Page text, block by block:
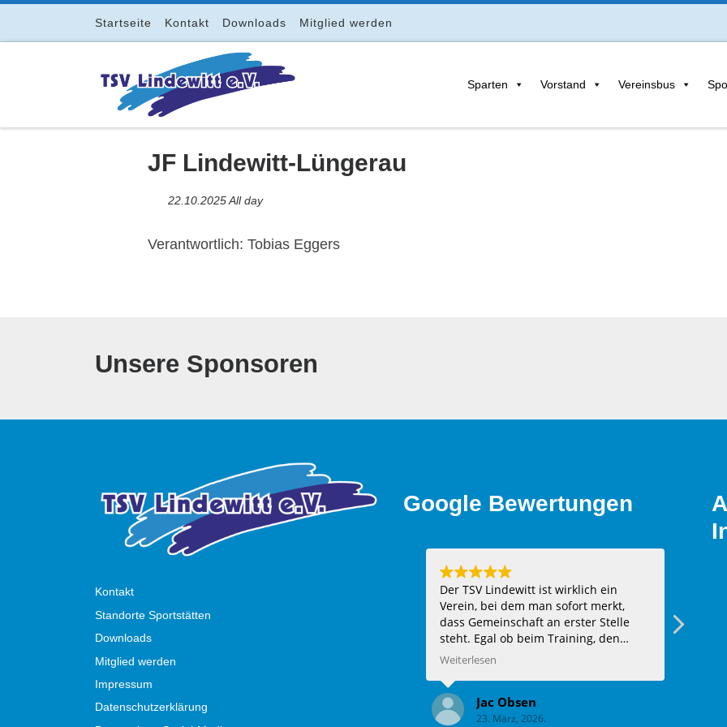
Zum Inhalt springen
Startseite Kontakt Downloads Mitglied werden
Sparten Vorstand Vereinsbus
JF Lindewitt-Lüngerau
22.10.2025 All day
Verantwortlich: Tobias Eggers
Unsere Sponsoren
Kontakt
Standorte Sportstätten
Downloads
Mitglied werden
Impressum
Datenschutzerklärung
Google Bewertungen
Der TSV Lindewitt ist wirklich ein
Verein, bei dem man sofort merkt,
dass Gemeinschaft an erster Stelle
steht. Egal ob beim Training, den
Spielen oder bei
herzlich aufgenommen und fühlt sich
sofort wie Teil der Familie. Die Trainer
sind super engagiert, unterstützen
Weiterlesen
Jac Obsen
23. März, 2026.
Hier